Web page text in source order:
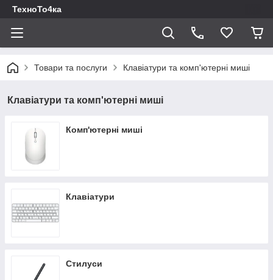
ТехноТо4ка
Товари та послуги Клавіатури та комп'ютерні миші
Клавіатури та комп'ютерні миші
Комп'ютерні миші
Клавіатури
Стилуси